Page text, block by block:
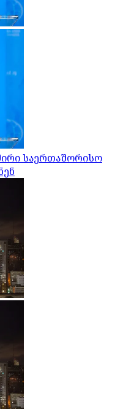
საერთაშორისო